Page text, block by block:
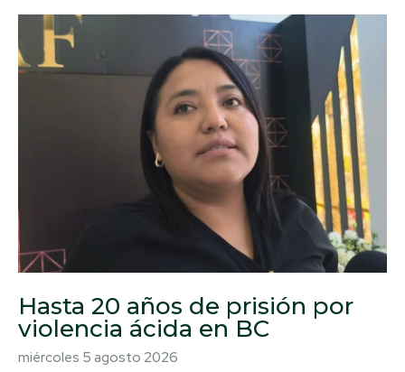
Hasta 20 años de prisión por
violencia ácida en BC
miércoles 5 agosto 2026